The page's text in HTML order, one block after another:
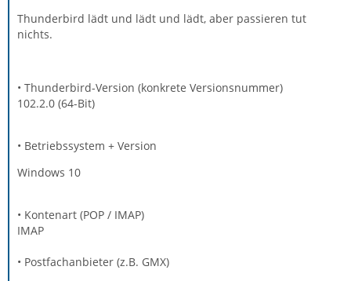
Thunderbird lädt und lädt und lädt, aber passieren tut
nichts.
• Thunderbird-Version (konkrete Versionsnummer)
102.2.0 (64-Bit)
• Betriebssystem + Version
Windows 10
• Kontenart (POP / IMAP)
IMAP
• Postfachanbieter (z.B. GMX)